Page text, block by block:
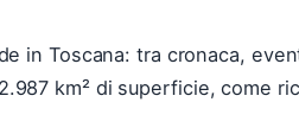
in Toscana: tra cronaca,
km² di superficie, come